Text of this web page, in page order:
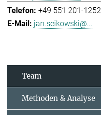
+49 551 201-1252
jan.seikowski@...
Team
Methoden & Analyse